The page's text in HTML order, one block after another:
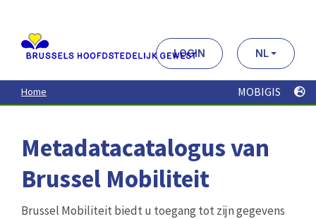
contenu
principal
LOGIN NL
Home MOBIGIS
Metadatacatalogus van
Brussel Mobiliteit
Brussel Mobiliteit biedt u toegang tot zijn gegevens